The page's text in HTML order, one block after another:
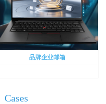
品牌企业邮箱
Cases